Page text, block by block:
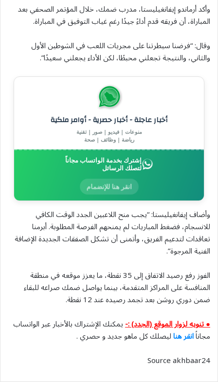
وأكد أرماندو إيفانغيليستا، مدرب ضمك، خلال المؤتمر الصحفي بعد
المباراة، أن فريقه قدم أداءً جيدًا رغم غياب التوفيق في المباراة.
وقال: “فرضنا سيطرتنا على مجريات اللعب في الشوطين الأول
والثاني، والنتيجة تجعلني محبطًا، لكن الأداء يجعلني سعيدًا”.
أخبار عاجلة - أخبار حصرية - أوامر ملكية
منوعات | فيديو | صور | تقنية
رياضة | وظائف | صحة
إشترك بخدمة الواتساب مجاناً
لتصلك الرسائل
انقر هنا للإنضمام
وأضاف إيفانغيليستا: “يجب منح اللاعبين الجدد الوقت الكافي
للانسجام، فضغط المباريات لم يمنحهم الفرصة المطلوبة. أبرمنا
تعاقدات لتدعيم الفريق، وأتمنى أن تشكل الصفقات الجديدة الإضافة
الفنية المرجوة”.
الفوز رفع رصيد الاتفاق إلى 35 نقطة، ما يعزز موقعه في منطقة
المنافسة على المراكز المتقدمة، بينما يواصل ضمك صراعه للبقاء
ضمن دوري روشن بعد تجمد رصيده عند 12 نقطة.
● تنويه لزوار الموقع (الجدد) :-يمكنك الإشتراك بالأخبار عبر الواتساب
مجاناًانقر هناليصلك كل ماهو جديد و حصري .
Source akhbaar24